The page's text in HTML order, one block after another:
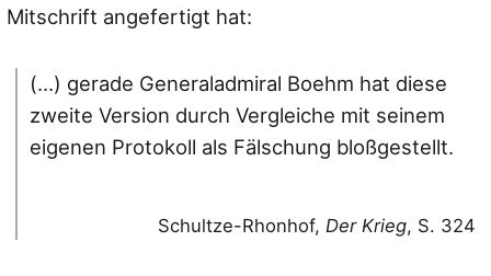
Mitschrift angefertigt hat:
(…) gerade Generaladmiral Boehm hat diese
zweite Version durch Vergleiche mit seinem
eigenen Protokoll als Fälschung bloßgestellt.
Schultze-Rhonhof, Der Krieg, S. 324